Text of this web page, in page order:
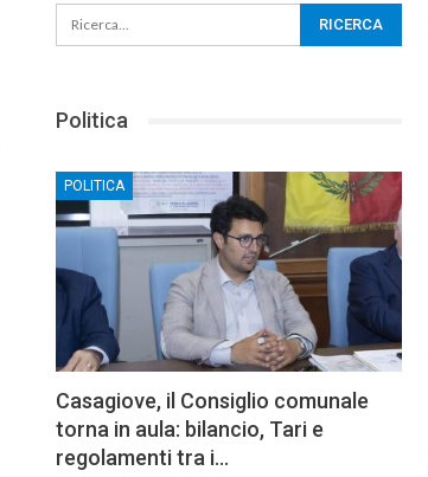
Politica
POLITICA
Casagiove, il Consiglio comunale
torna in aula: bilancio, Tari e
regolamenti tra i…